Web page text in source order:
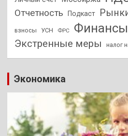
Отчетность Подкаст
взносы УСН ФРС Финансы
Экстренные меры налог
Экономика